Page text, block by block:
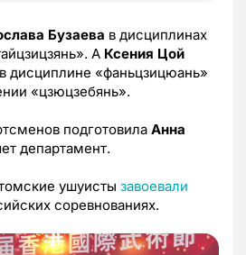
Бузаева в дисциплинах
А Ксения Цой
дисциплине «фаньцзицюань»
«цзюцзебянь».
подготовила Анна
департамент.
ушуисты завоевали
соревнованиях.